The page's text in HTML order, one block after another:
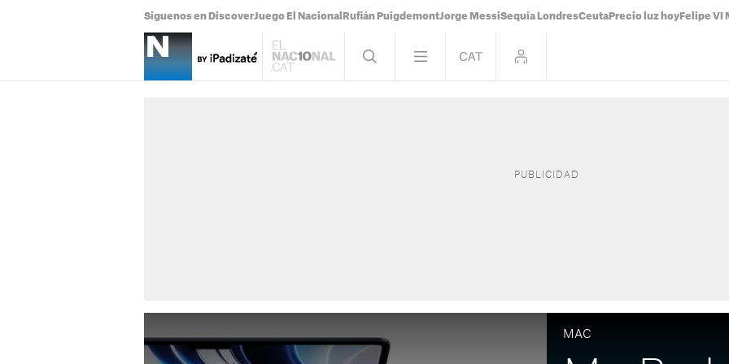
Síguenos en DiscoverJuego El Nacional Rufián PuigdemontJorge MessiSequía LondresCeuta Precio luz hoy Felipe VI
MAC